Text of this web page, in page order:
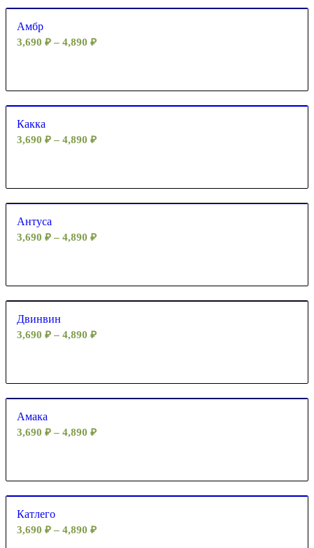
Амбр
3,690 ₽ – 4,890 ₽
Какка
3,690 ₽ – 4,890 ₽
Антуса
3,690 ₽ – 4,890 ₽
Двинвин
3,690 ₽ – 4,890 ₽
Амака
3,690 ₽ – 4,890 ₽
Катлего
3,690 ₽ – 4,890 ₽